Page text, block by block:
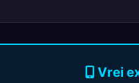
Vrei